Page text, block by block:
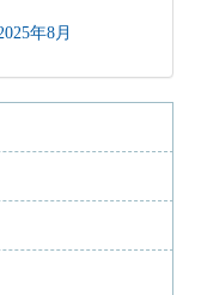
年8月
年6月
年4月
年2月